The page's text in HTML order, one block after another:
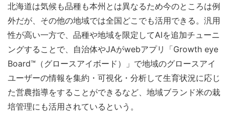
北海道は気候も品種も本州とは異なるため今のところは例
外だが、その他の地域では全国どこでも活用できる。汎用
性が高い一方で、品種や地域を限定してAIを追加チューニ
ングすることで、自治体やJAがwebアプリ「Growth eye
Board™（グロースアイボード）」で地域のグロースアイ
ユーザーの情報を集約・可視化・分析して生育状況に応じ
た営農指導をすることができるなど、地域ブランド米の栽
培管理にも活用されているという。